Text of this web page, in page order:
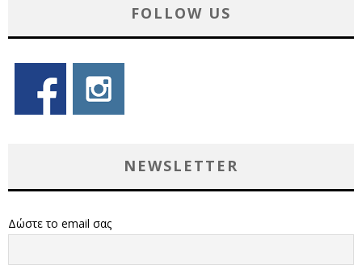
FOLLOW US
NEWSLETTER
Δώστε το email σας